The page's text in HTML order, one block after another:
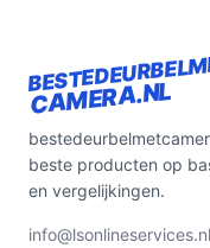
CAMERA.NL
beste producten op
en vergelijkingen.
info@lsonlineservices.nl